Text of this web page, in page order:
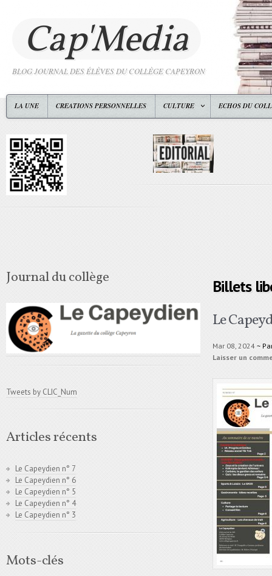
Cap'Media
BLOG JOURNAL DES ÉLÈVES DU COLLÈGE CAPEYRON
LA UNE CREATIONS PERSONNELLES CULTURE ECHOS DU
Billets
Le
Mar 08, 2024 ~
Laisser un
Journal du collège
Tweets by CLIC_Num
Articles récents
Le Capeydien n° 7
Le Capeydien n° 6
Le Capeydien n° 5
Le Capeydien n° 4
Le Capeydien n° 3
Mots-clés